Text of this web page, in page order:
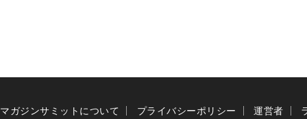
マガジンサミットについて プライバシーポリシー 運営者